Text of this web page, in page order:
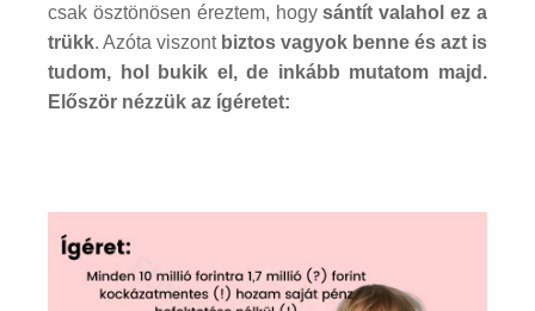
csak ösztönösen éreztem, hogysántít valahol ez a
trükk. Azóta viszont biztos vagyok benne és azt is
tudom, hol bukik el, de inkább mutatom majd.
Először nézzük az ígéretet: